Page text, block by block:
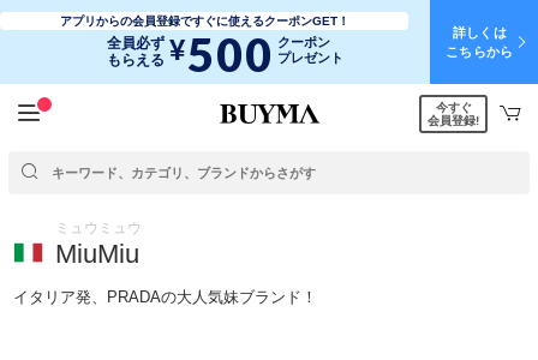
アプリからの会員登録ですぐに使えるクーポンGET！
全員必ず
もらえる ¥500 クーポン
プレゼント
詳しくは
こちらから
今すぐ
会員登録!
ミュウミュウ
MiuMiu
イタリア発、PRADAの大人気妹ブランド！